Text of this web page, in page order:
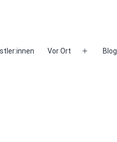
Vor Ort
Menü
Blog